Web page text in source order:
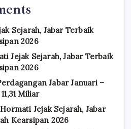
Sejarah, Jabar Terbaik
2026
Jejak Sejarah, Jabar Terbaik
2026
Jabar Januari –
Miliar
Hormati Jejak Sejarah, Jabar
Kearsipan 2026